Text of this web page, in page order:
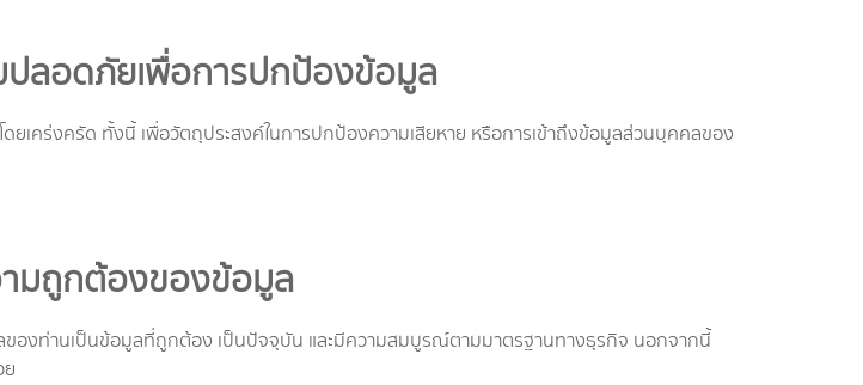
ปลอดภัยเพื่อการปกป้องข้อมูล
เคร่งครัด ทั้งนี้ เพื่อวัตถุประสงค์ในการปกป้องความเสียหาย หรือการเข้าถึงข้อมูลส่วนบุคคลของ
มถูกต้องของข้อมูล
องท่านเป็นข้อมูลที่ถูกต้อง เป็นปัจจุบัน และมีความสมบูรณ์ตามมาตรฐานทางธุรกิจ นอกจากนี้